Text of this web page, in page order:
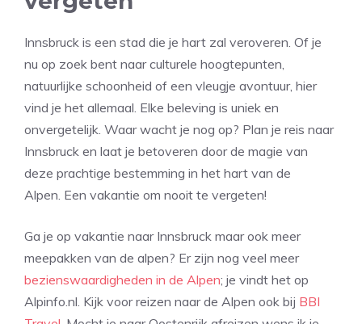
Innsbruck is een stad die je hart zal veroveren. Of je
nu op zoek bent naar culturele hoogtepunten,
natuurlijke schoonheid of een vleugje avontuur, hier
vind je het allemaal. Elke beleving is uniek en
onvergetelijk. Waar wacht je nog op? Plan je reis naar
Innsbruck en laat je betoveren door de magie van
deze prachtige bestemming in het hart van de
Alpen. Een vakantie om nooit te vergeten!
Ga je op vakantie naar Innsbruck maar ook meer
meepakken van de alpen? Er zijn nog veel meer
bezienswaardigheden in de Alpen; je vindt het op
Alpinfo.nl. Kijk voor reizen naar de Alpen ook bij BBI